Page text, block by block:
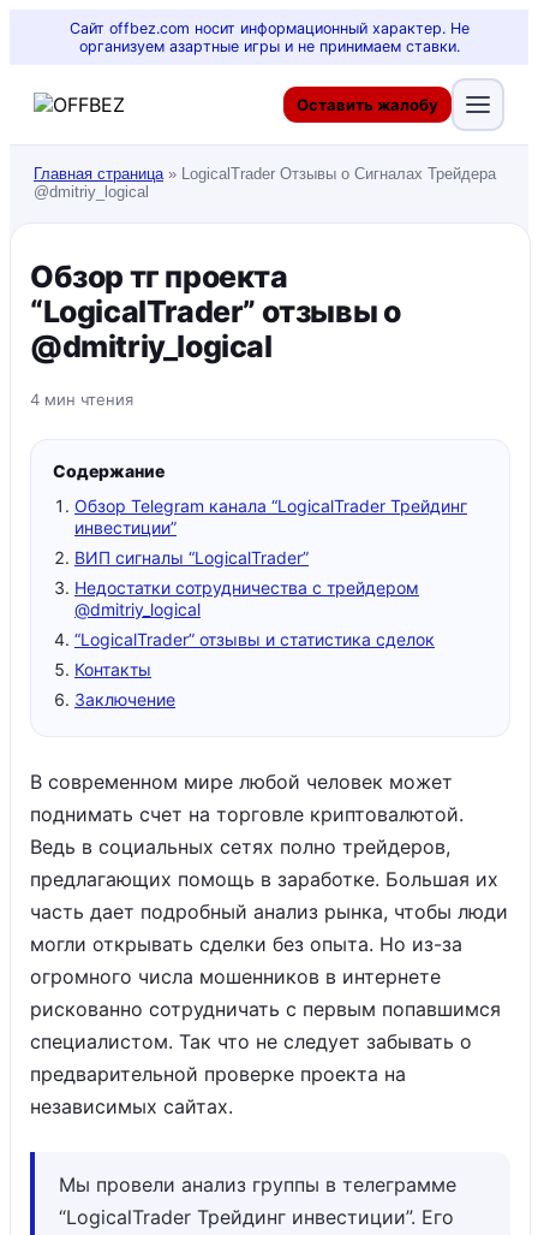
Сайт offbez.com носит информационный характер. Не
организуем азартные игры и не принимаем ставки.
Оставить жалобу
Главная страница» LogicalTrader Отзывы о Сигналах Трейдера
@dmitriy_logical
Обзор тг проекта
“LogicalTrader” отзывы о
@dmitriy_logical
4 мин чтения
Содержание
Обзор Telegram канала “LogicalTrader Трейдинг
инвестиции”
ВИП сигналы “LogicalTrader”
Недостатки сотрудничества с трейдером
@dmitriy_logical
“LogicalTrader” отзывы и статистика сделок
Контакты
Заключение
В современном мире любой человек может
поднимать счет на торговле криптовалютой.
Ведь в социальных сетях полно трейдеров,
предлагающих помощь в заработке. Большая их
часть дает подробный анализ рынка, чтобы люди
могли открывать сделки без опыта. Но из-за
огромного числа мошенников в интернете
рискованно сотрудничать с первым попавшимся
специалистом. Так что не следует забывать о
предварительной проверке проекта на
независимых сайтах.
Мы провели анализ группы в телеграмме
“LogicalTrader Трейдинг инвестиции”. Его